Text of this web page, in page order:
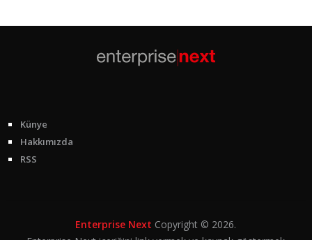
Künye
Hakkımızda
RSS
Enterprise Next Copyright © 2026.